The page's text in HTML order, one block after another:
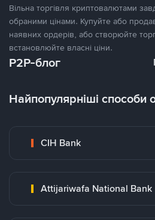
Вільна торгівля криптовалютами
обраними цінами. Купуйте або
наявних ордерів, або створюйте
встановлюйте власні ціни.
P2P-блог
Найпопулярніші способи
CIH Bank
Attijariwafa National Bank